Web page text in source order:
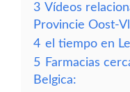
3 Vídeos
Provincie Oost-
4 el tiempo en
5 Farmacias
Belgica: